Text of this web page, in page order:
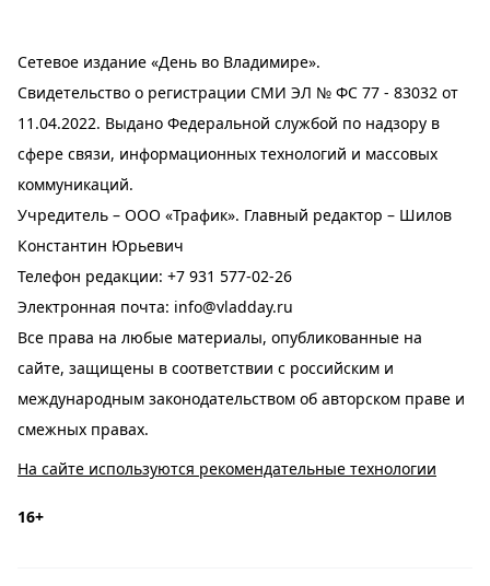
Сетевое издание «День во Владимире».
Свидетельство о регистрации СМИ ЭЛ № ФС 77 - 83032 от
11.04.2022. Выдано Федеральной службой по надзору в
сфере связи, информационных технологий и массовых
коммуникаций.
Учредитель – ООО «Трафик». Главный редактор – Шилов
Константин Юрьевич
Телефон редакции: +7 931 577-02-26
Электронная почта: info@vladday.ru
Все права на любые материалы, опубликованные на
сайте, защищены в соответствии с российским и
международным законодательством об авторском праве и
смежных правах.
На сайте используются рекомендательные технологии
16+